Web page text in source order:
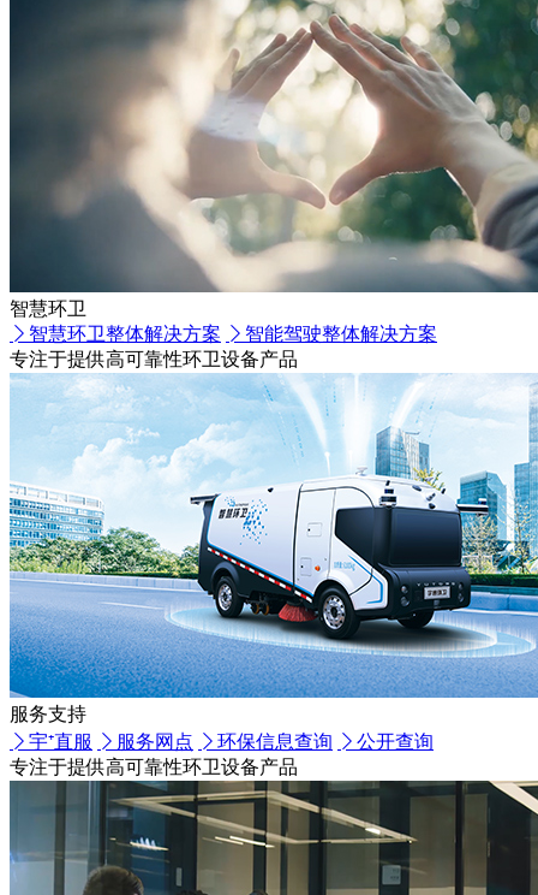
智慧环卫
智慧环卫整体解决方案
智能驾驶整体解决方案
专注于提供高可靠性环卫设备产品
服务支持
宇⁺直服
服务网点 环保信息查询
公开查询
专注于提供高可靠性环卫设备产品